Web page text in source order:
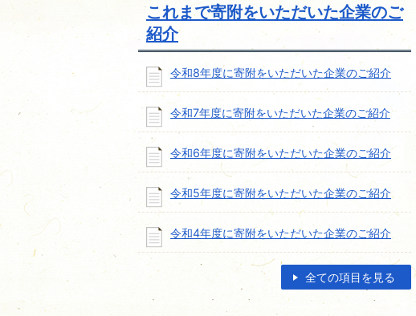
これまで寄附をいただいた企業のご
紹介
令和8年度に寄附をいただいた企業のご紹介
令和7年度に寄附をいただいた企業のご紹介
令和6年度に寄附をいただいた企業のご紹介
令和5年度に寄附をいただいた企業のご紹介
令和4年度に寄附をいただいた企業のご紹介
全ての項目を見る